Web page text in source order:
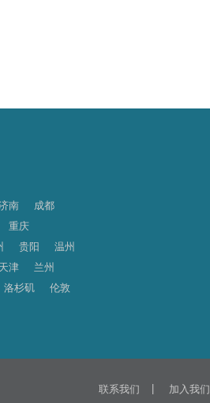
南
成都
重庆
贵阳
温州
天津
兰州
洛杉矶
伦敦
联系我们 加入我们